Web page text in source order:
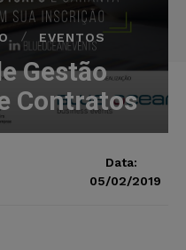
EVENTOS
Gestão
Contratos
Data:
05/02/2019